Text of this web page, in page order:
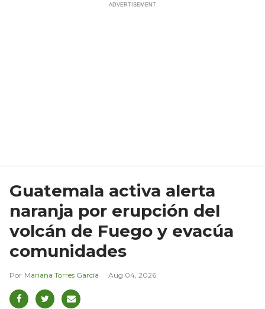
Guatemala activa alerta
naranja por erupción del
volcán de Fuego y evacúa
comunidades
Mariana Torres García Aug 04, 2026